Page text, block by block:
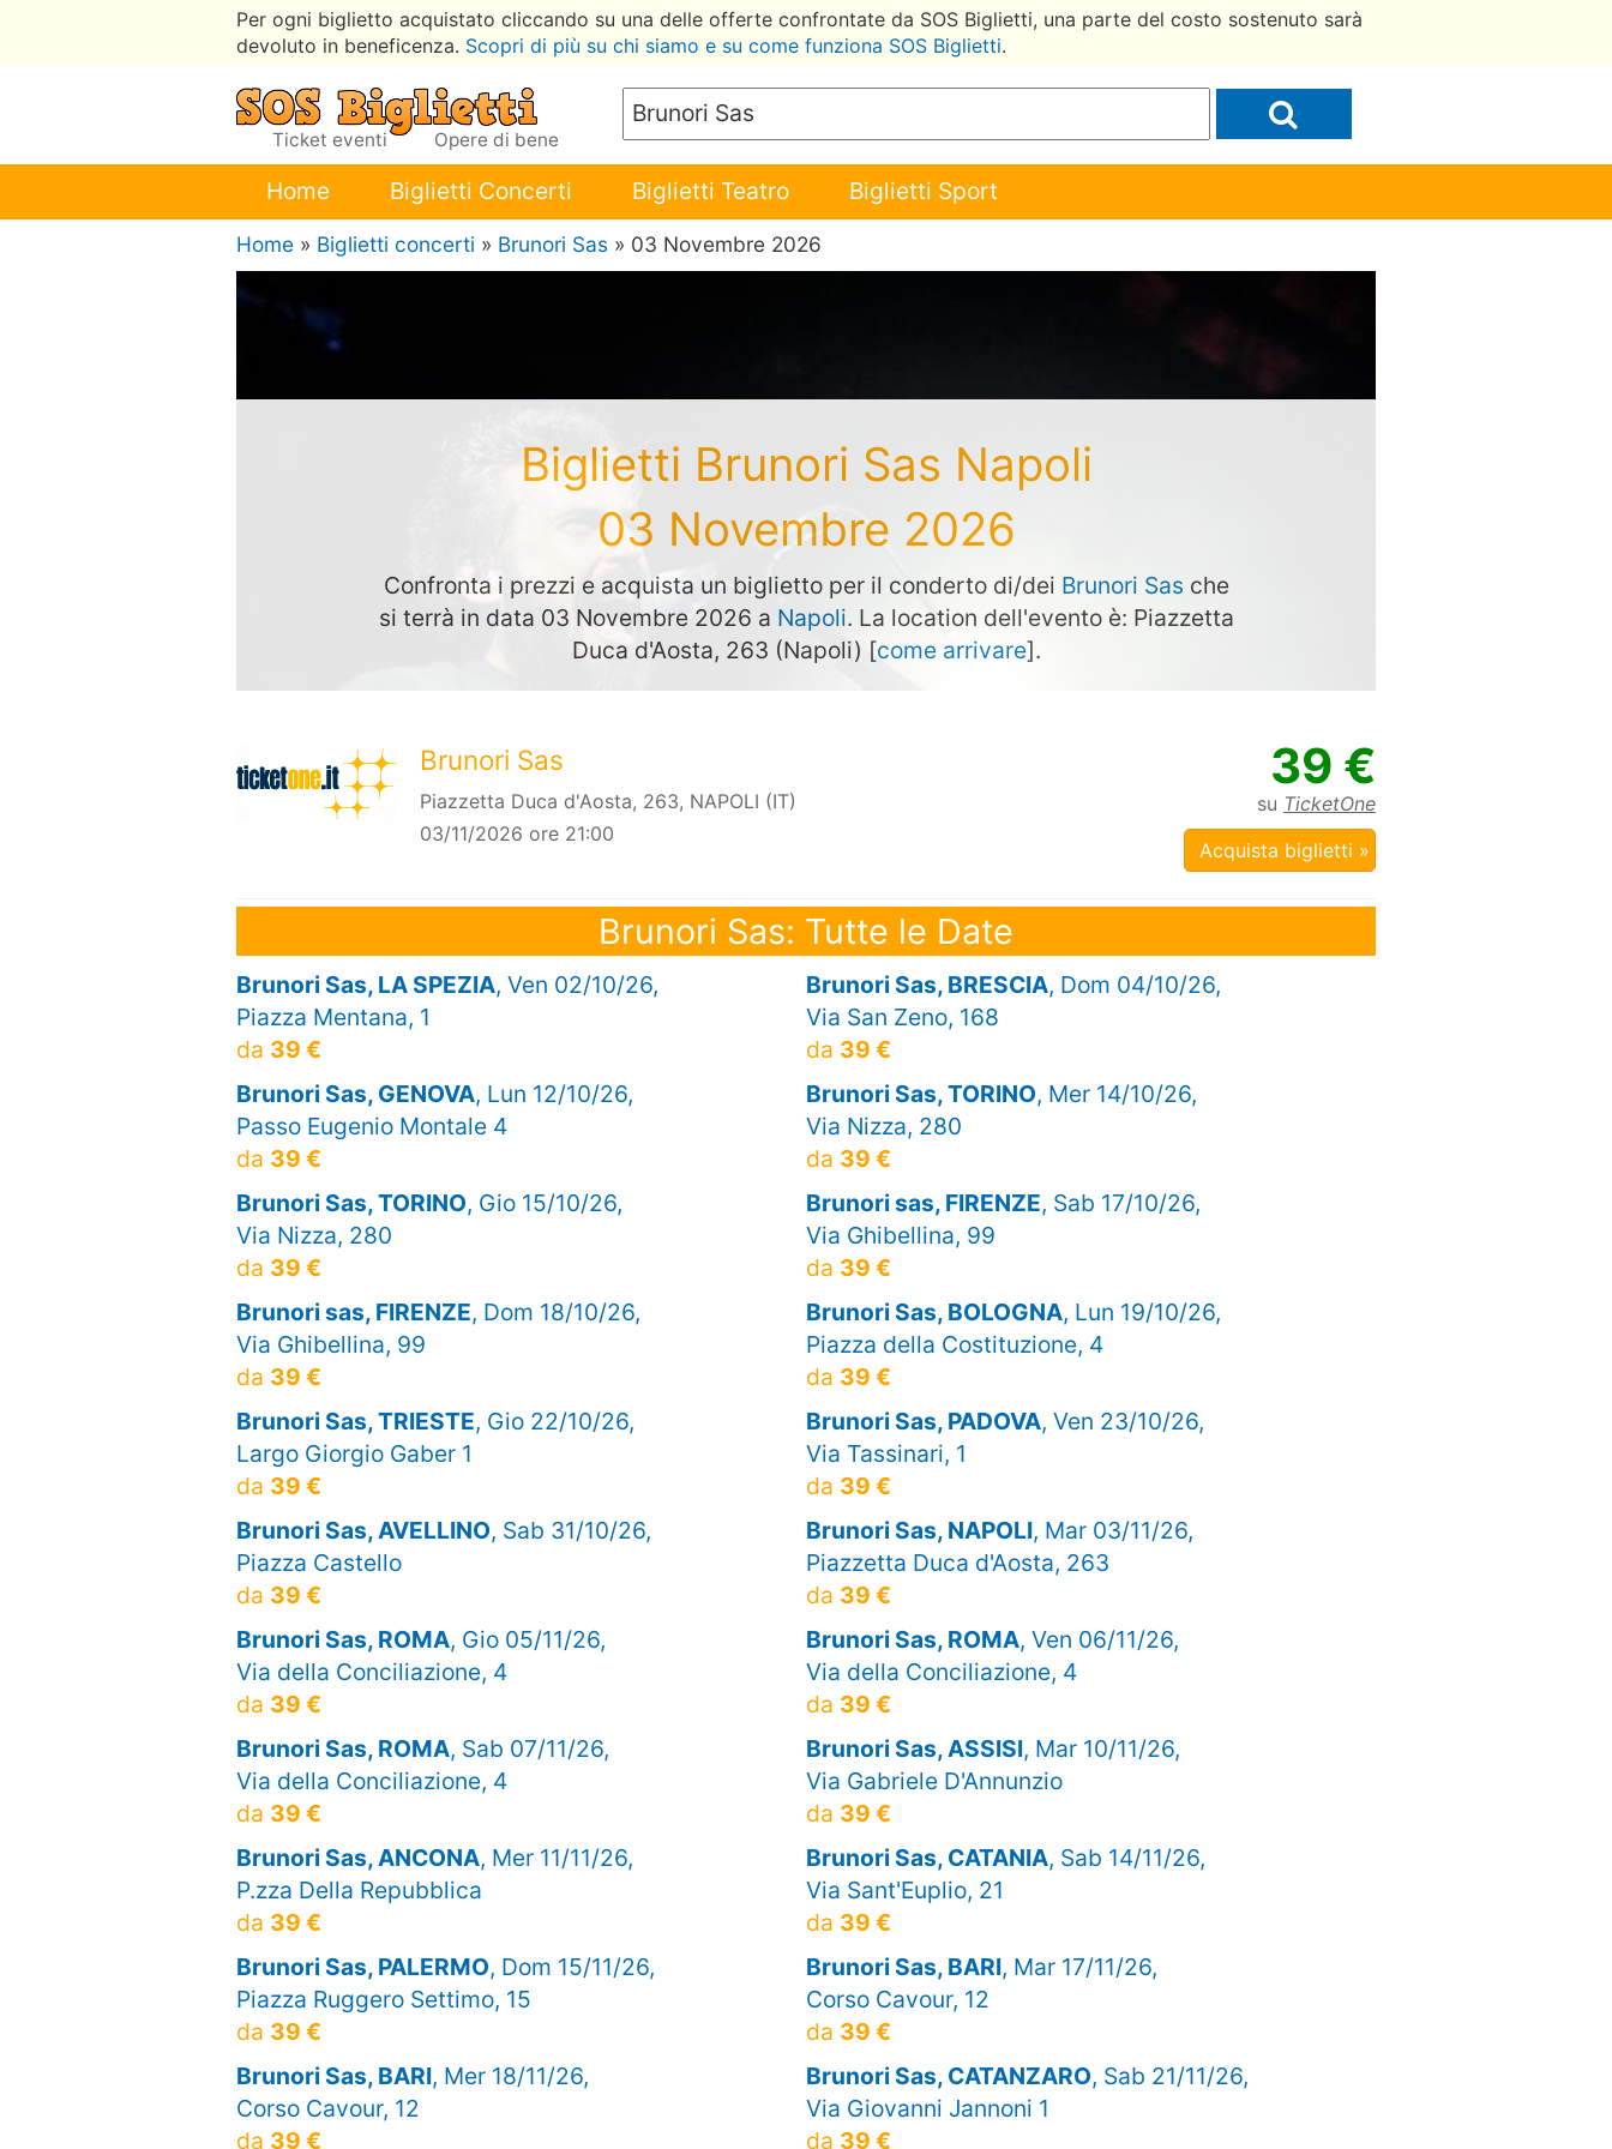
Per ogni biglietto acquistato cliccando su una delle offerte confrontate da SOS Biglietti, una parte del costo sostenuto sarà
devoluto in beneficenza. Scopri di più su chi siamo e su come funziona SOS Biglietti.
Ticket eventi Opere di bene
Home Biglietti Concerti Biglietti Teatro Biglietti Sport
Home » Biglietti concerti » Brunori Sas » 03 Novembre 2026
Biglietti Brunori Sas Napoli
03 Novembre 2026
Confronta i prezzi e acquista un biglietto per il conderto di/dei Brunori Sas che
si terrà in data 03 Novembre 2026 a Napoli. La location dell'evento è: Piazzetta
Duca d'Aosta, 263 (Napoli) [come arrivare].
Brunori Sas
Piazzetta Duca d'Aosta, 263, NAPOLI (IT)
03/11/2026 ore 21:00
39 €
su TicketOne
Acquista biglietti »
Brunori Sas: Tutte le Date
Brunori Sas, LA SPEZIA, Ven 02/10/26,
Piazza Mentana, 1
da 39 €
Brunori Sas, BRESCIA, Dom 04/10/26,
Via San Zeno, 168
da 39 €
Brunori Sas, GENOVA, Lun 12/10/26,
Passo Eugenio Montale 4
da 39 €
Brunori Sas, TORINO, Mer 14/10/26,
Via Nizza, 280
da 39 €
Brunori Sas, TORINO, Gio 15/10/26,
Via Nizza, 280
da 39 €
Brunori sas, FIRENZE, Sab 17/10/26,
Via Ghibellina, 99
da 39 €
Brunori sas, FIRENZE, Dom 18/10/26,
Via Ghibellina, 99
da 39 €
Brunori Sas, BOLOGNA, Lun 19/10/26,
Piazza della Costituzione, 4
da 39 €
Brunori Sas, TRIESTE, Gio 22/10/26,
Largo Giorgio Gaber 1
da 39 €
Brunori Sas, PADOVA, Ven 23/10/26,
Via Tassinari, 1
da 39 €
Brunori Sas, AVELLINO, Sab 31/10/26,
Piazza Castello
da 39 €
Brunori Sas, NAPOLI, Mar 03/11/26,
Piazzetta Duca d'Aosta, 263
da 39 €
Brunori Sas, ROMA, Gio 05/11/26,
Via della Conciliazione, 4
da 39 €
Brunori Sas, ROMA, Ven 06/11/26,
Via della Conciliazione, 4
da 39 €
Brunori Sas, ROMA, Sab 07/11/26,
Via della Conciliazione, 4
da 39 €
Brunori Sas, ASSISI, Mar 10/11/26,
Via Gabriele D'Annunzio
da 39 €
Brunori Sas, ANCONA, Mer 11/11/26,
P.zza Della Repubblica
da 39 €
Brunori Sas, CATANIA, Sab 14/11/26,
Via Sant'Euplio, 21
da 39 €
Brunori Sas, PALERMO, Dom 15/11/26,
Piazza Ruggero Settimo, 15
da 39 €
Brunori Sas, BARI, Mar 17/11/26,
Corso Cavour, 12
da 39 €
Brunori Sas, BARI, Mer 18/11/26,
Corso Cavour, 12
da 39 €
Brunori Sas, CATANZARO, Sab 21/11/26,
Via Giovanni Jannoni 1
da 39 €